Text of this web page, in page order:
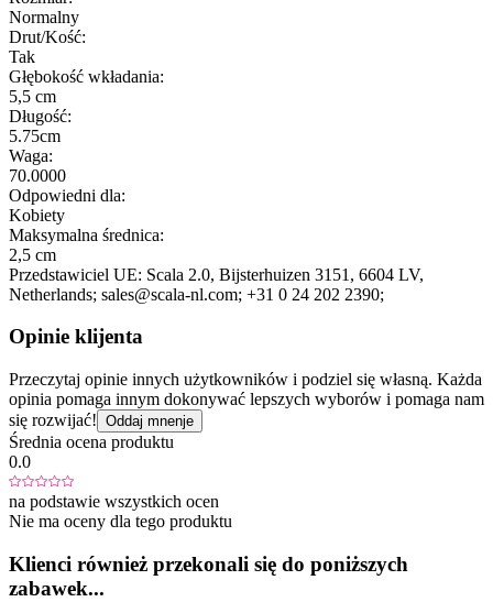
Normalny
Drut/Kość:
Tak
Głębokość wkładania:
5,5 cm
Długość:
5.75cm
Waga:
70.0000
Odpowiedni dla:
Kobiety
Maksymalna średnica:
2,5 cm
Przedstawiciel UE: Scala 2.0, Bijsterhuizen 3151 , 6604 LV,
Netherlands; sales@scala-nl.com; +31 0 24 202 2390;
Opinie klijenta
Przeczytaj opinie innych użytkowników i podziel się własną. Każda
opinia pomaga innym dokonywać lepszych wyborów i pomaga nam
się rozwijać! Oddaj mnenje
Średnia ocena produktu
0.0
na podstawie wszystkich ocen
Nie ma oceny dla tego produktu
Klienci również przekonali się do poniższych
zabawek...